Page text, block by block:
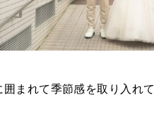
囲まれて季節感を取り入れて